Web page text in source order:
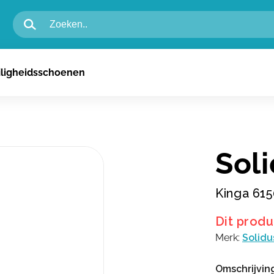
voor dames
Kinga
Dit
Merk: